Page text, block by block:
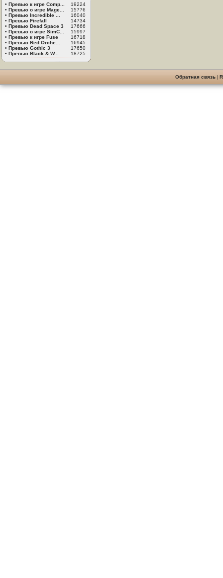
• Превью к игре Comp...
19224
• Превью о игре Mage...
15776
• Превью Incredible ...
16040
• Превью Firefall
14734
• Превью Dead Space 3
17666
• Превью о игре SimC...
15997
• Превью к игре Fuse
16718
• Превью Red Orche...
16945
• Превью Gothic 3
17650
• Превью Black & W... 18725
Обратная связь